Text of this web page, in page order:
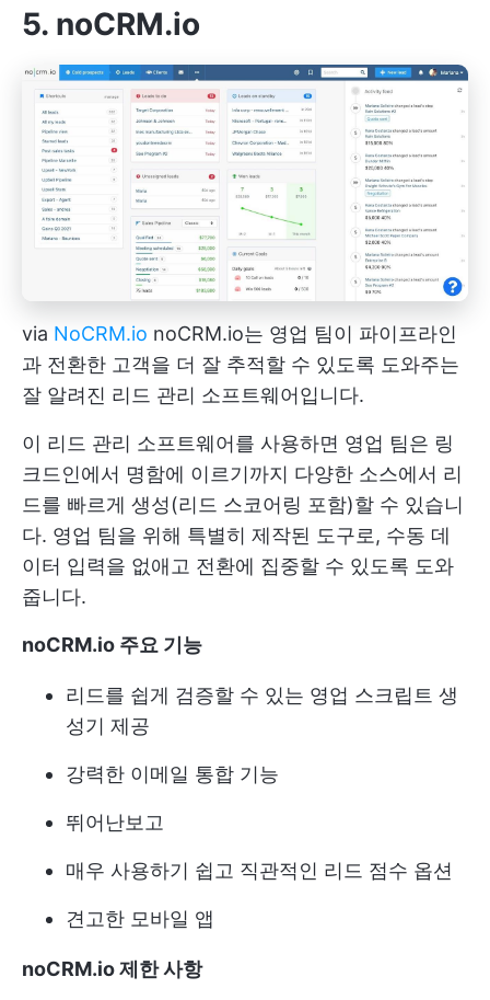
5. noCRM.io
via NoCRM.io noCRM.io는 영업 팀이 파이프라인
과 전환한 고객을 더 잘 추적할 수 있도록 도와주는
잘 알려진 리드 관리 소프트웨어입니다.
이 리드 관리 소프트웨어를 사용하면 영업 팀은 링
크드인에서 명함에 이르기까지 다양한 소스에서 리
드를 빠르게 생성(리드 스코어링 포함)할 수 있습니
다. 영업 팀을 위해 특별히 제작된 도구로, 수동 데
이터 입력을 없애고 전환에 집중할 수 있도록 도와
줍니다.
noCRM.io 주요 기능
리드를 쉽게 검증할 수 있는 영업 스크립트 생
성기 제공
강력한 이메일 통합 기능
뛰어난보고
매우 사용하기 쉽고 직관적인 리드 점수 옵션
견고한 모바일 앱
noCRM.io 제한 사항